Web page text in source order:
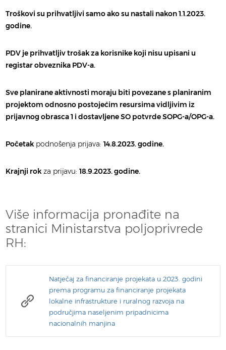
Troškovi su prihvatljivi samo ako su nastali nakon 1.1.2023.
godine.
PDV je prihvatljiv trošak za korisnike koji nisu upisani u
registar obveznika PDV-a.
Sve planirane aktivnosti moraju biti povezane s planiranim
projektom odnosno postojećim resursima vidljivim iz
prijavnog obrasca 1 i dostavljene SO potvrde SOPG-a/OPG-a.
Početakpodnošenja prijava: 14.8.2023. godine.
Krajnji rokza prijavu: 18.9.2023. godine.
Više informacija pronađite na
stranici Ministarstva poljoprivrede
RH:
Natječaj za financiranje projekata u 2023. godini
prema programu za financiranje projekata
lokalne infrastrukture i ruralnog razvoja na
područjima naseljenim pripadnicima
nacionalnih manjina